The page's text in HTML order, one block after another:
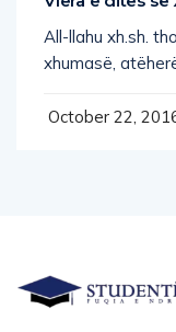
All-llahu xh.sh.
xhumasë,
October 22,